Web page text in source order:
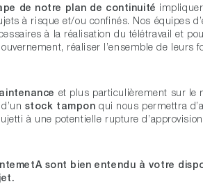
de notre plan de continuité
à risque et/ou confinés. Nos équipes
à la réalisation du télétravail et
réaliser l’ensemble de leurs
et plus particulièrement sur le
stock tampon qui nous permettra
à une potentielle rupture
sont bien entendu à votre